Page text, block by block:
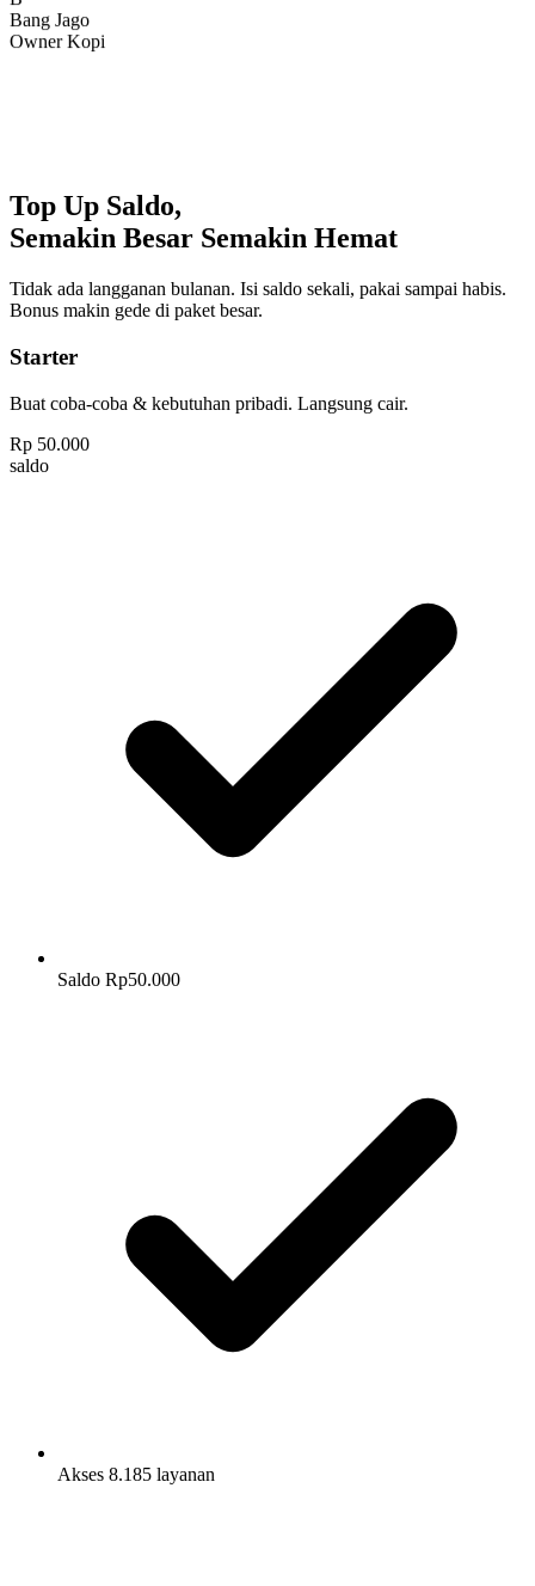
Owner Kopi
Top Up Saldo,
Semakin Besar Semakin Hemat
Tidak ada langganan bulanan. Isi saldo sekali, pakai sampai habis.
Bonus makin gede di paket besar.
Starter
Buat coba-coba & kebutuhan pribadi. Langsung cair.
Rp 50.000
saldo
Saldo Rp50.000
Akses 8.185 layanan